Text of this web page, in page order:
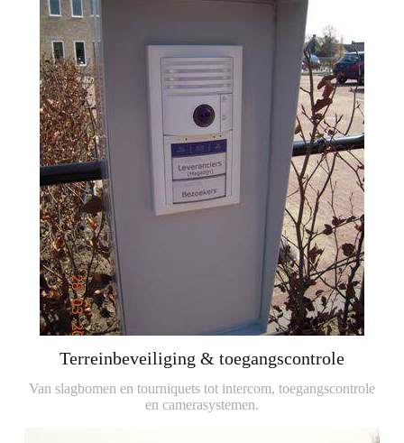
Terreinbeveiliging & toegangscontrole
Van slagbomen en tourniquets tot intercom, toegangscontrole
en camerasystemen.